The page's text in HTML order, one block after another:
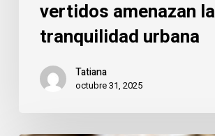
vertidos amenazan la
tranquilidad urbana
Tatiana
octubre 31, 2025